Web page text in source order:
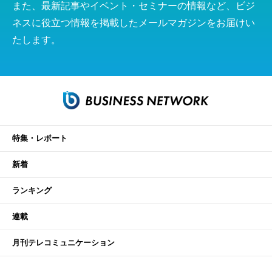
また、最新記事やイベント・セミナーの情報など、ビジ
ネスに役立つ情報を掲載したメールマガジンをお届けい
たします。
特集・レポート
新着
ランキング
連載
月刊テレコミュニケーション